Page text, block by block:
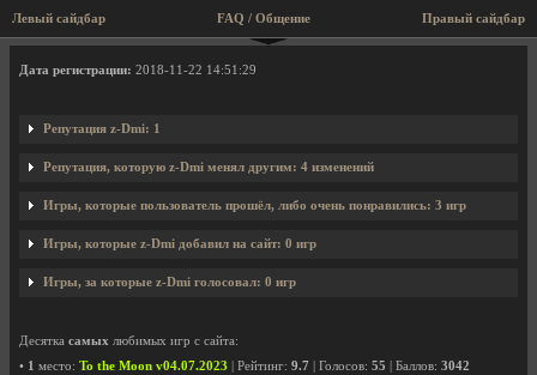
Левый сайдбар Правый сайдбар
FAQ / Общение
Профиль пользователя z-Dmi
Дата регистрации: 2018-11-22 14:51:29
Репутация z-Dmi: 1
Репутация, которую z-Dmi менял другим: 4 изменений
Игры, которые пользователь прошёл, либо очень понравились: 3 игр
Игры, которые z-Dmi добавил на сайт: 0 игр
Игры, за которые z-Dmi голосовал: 0 игр
Десятка самых любимых игр с сайта:
• 1 место: To the Moon v04.07.2023 | Рейтинг: 9.7 | Голосов: 55 | Баллов: 3042